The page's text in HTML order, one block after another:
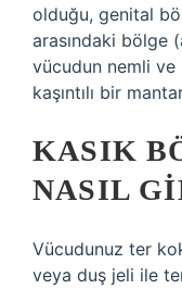
olduğu, genital
arasındaki bölge
vücudun nemli ve
kaşıntılı bir
KASIK
NASIL
Vücudunuz ter
veya duş jeli ile